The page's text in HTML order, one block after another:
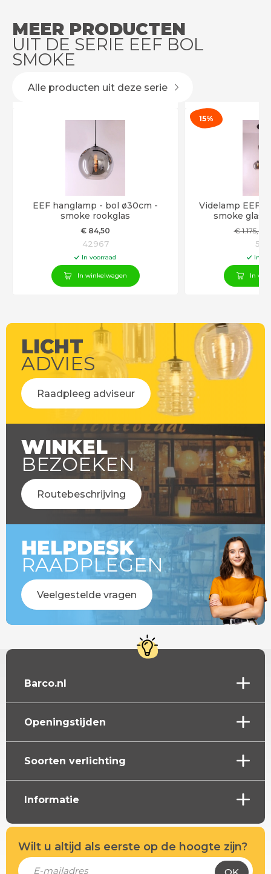
MEER PRODUCTEN
UIT DE SERIE EEF BOL
SMOKE
Alle producten uit deze serie
EEF hanglamp - bol ø30cm -
smoke rookglas
€ 84,50
42967
In voorraad
In winkelwagen
15%
Videlamp EEF -
smoke glas
€1.175,00
In
In
LICHT
ADVIES
Raadpleeg adviseur
WINKEL
BEZOEKEN
Routebeschrijving
HELPDESK
RAADPLEGEN
Veelgestelde vragen
Barco.nl
Openingstijden
Soorten verlichting
Informatie
Wilt u altijd als eerste op de hoogte zijn?